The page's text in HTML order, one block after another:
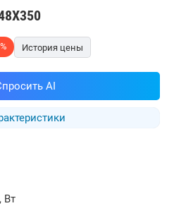
Вт
История цены
AI